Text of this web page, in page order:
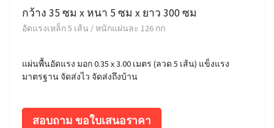
กว้าง 35 ซม x หนา 5 ซม x ยาว 300 ซม
อัดแรงเหล็ก 5 เส้น / หนักแผ่นละ 126 กก
แผ่นพื้นอัดแรง มอก 0.35 x 3.00 เมตร (ลวด 5 เส้น) แข็งแรง
มาตรฐาน จัดส่งไว จัดส่งถึงบ้าน
สอบถาม ขอใบเสนอราคา